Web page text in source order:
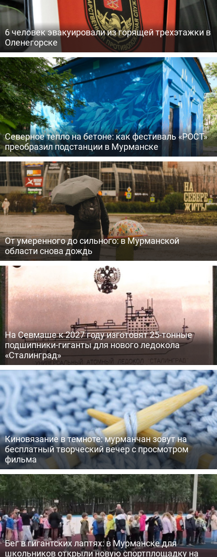
6 человек эвакуировали из горящей трехэтажки в
Оленегорске
Северное тепло на бетоне: как фестиваль «РОСТ»
преобразил подстанции в Мурманске
От умеренного до сильного: в Мурманской
области снова дождь
На Севмаше к 2027 году изготовят 25-тонные
подшипники-гиганты для нового ледокола
«Сталинград»
Киновязание в темноте: мурманчан зовут на
бесплатный творческий вечер с просмотром
фильма
Бег в гигантских лаптях: в Мурманске для
школьников открыли новую спортплощадку на